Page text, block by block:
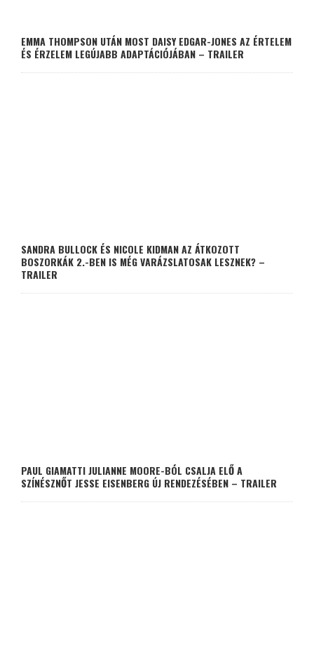
EMMA THOMPSON UTÁN MOST DAISY EDGAR-JONES AZ ÉRTELEM
ÉS ÉRZELEM LEGÚJABB ADAPTÁCIÓJÁBAN – TRAILER
SANDRA BULLOCK ÉS NICOLE KIDMAN AZ ÁTKOZOTT
BOSZORKÁK 2.-BEN IS MÉG VARÁZSLATOSAK LESZNEK? –
TRAILER
PAUL GIAMATTI JULIANNE MOORE-BÓL CSALJA ELŐ A
SZÍNÉSZNŐT JESSE EISENBERG ÚJ RENDEZÉSÉBEN – TRAILER